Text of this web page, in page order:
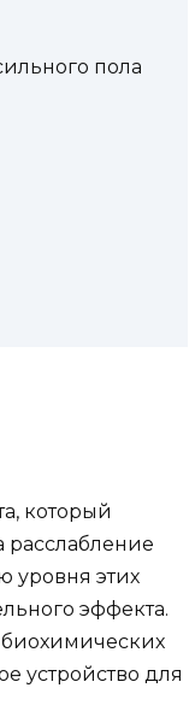
пола
который
уровня этих
эффекта.
устройство для